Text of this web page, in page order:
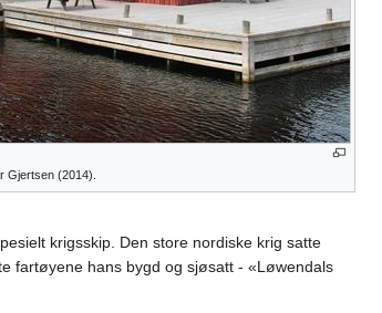
Gjertsen (2014).
krigsskip. Den store nordiske krig satte
fartøyene hans bygd og sjøsatt - «Løwendals